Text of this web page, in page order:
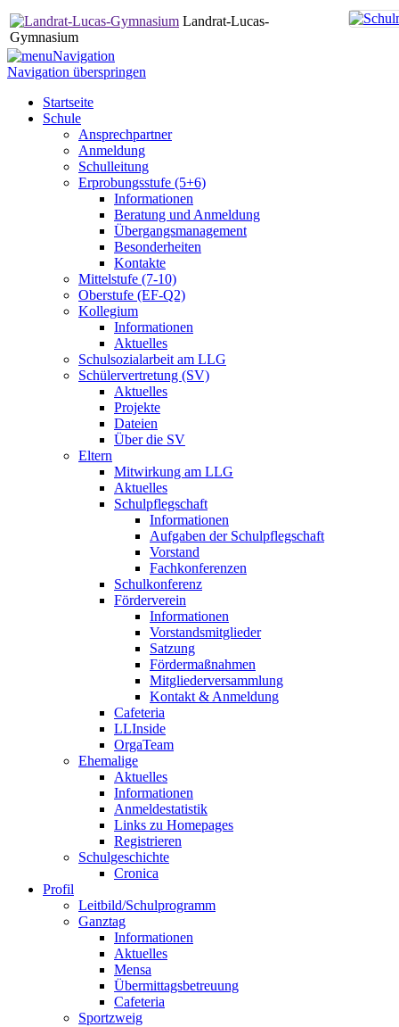
Landrat-Lucas-
Gymnasium
Navigation
Navigation überspringen
Startseite
Schule
Ansprechpartner
Anmeldung
Schulleitung
Erprobungsstufe (5+6)
Informationen
Beratung und Anmeldung
Übergangsmanagement
Besonderheiten
Kontakte
Mittelstufe (7-10)
Oberstufe (EF-Q2)
Kollegium
Informationen
Aktuelles
Schulsozialarbeit am LLG
Schülervertretung (SV)
Aktuelles
Projekte
Dateien
Über die SV
Eltern
Mitwirkung am LLG
Aktuelles
Schulpflegschaft
Informationen
Aufgaben der Schulpflegschaft
Vorstand
Fachkonferenzen
Schulkonferenz
Förderverein
Informationen
Vorstandsmitglieder
Satzung
Fördermaßnahmen
Mitgliederversammlung
Kontakt & Anmeldung
Cafeteria
LLInside
OrgaTeam
Ehemalige
Aktuelles
Informationen
Anmeldestatistik
Links zu Homepages
Registrieren
Schulgeschichte
Cronica
Profil
Leitbild/Schulprogramm
Ganztag
Informationen
Aktuelles
Mensa
Übermittagsbetreuung
Cafeteria
Sportzweig